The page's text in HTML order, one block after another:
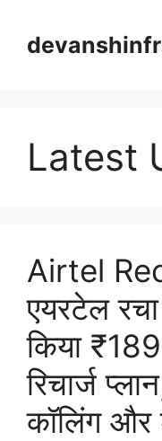
content
Latest
Airtel
एयरटेल
किया
रिचार्ज
कॉलिंग और